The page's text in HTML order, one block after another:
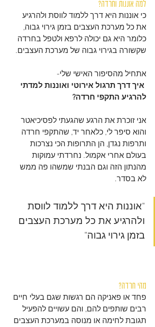
למה אוננות וחרדה?
כי אוננות היא דרך ללמוד לווסת ולהרגיע
את כל מערכת העצבים בזמן גירוי גבוה,
כלומר היא גם יכולה לרפא ולטפל בחרדה
שקשורה בגירוי גבוה של מערכת העצבים.
אתחיל מהסיפור האישי שלי-
איך דרך תרגול אירוטי ואוננות למדתי
להרגיע התקפי חרדה?
אני זוכרת את הרגע שהגעתי לפסיכיאטר
והוא סיפר לי, כלאחר יד, שהתקפי חרדה
ותרפות נגדן, הן התרופות הכי נצרכות
בעולם אחרי אקמול. נחרדתי עמוקות
מהנתון הזה וגם הבנתי שמשהו פה ממש
לא בסדר.
"אוננות היא דרך ללמוד לווסת
ולהרגיע את כל מערכת העצבים
בזמן גירוי גבוה"
מהי חרדה?
פחד או פאניקה הם רגשות שגם בעלי חיים
רבים שותפים להם, והם עשויים להפעיל
תגובת לחימה או מנוסה במערכת העצבים